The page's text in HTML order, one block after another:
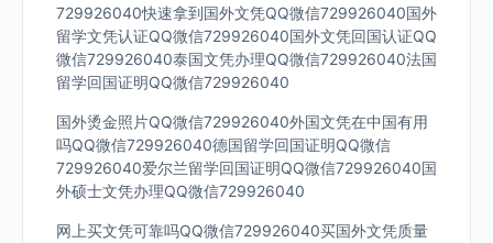
729926040快速拿到国外文凭QQ微信729926040国外
留学文凭认证QQ微信729926040国外文凭回国认证QQ
微信729926040泰国文凭办理QQ微信729926040法国
留学回国证明QQ微信729926040
国外烫金照片QQ微信729926040外国文凭在中国有用
吗QQ微信729926040德国留学回国证明QQ微信
729926040爱尔兰留学回国证明QQ微信729926040国
外硕士文凭办理QQ微信729926040
网上买文凭可靠吗QQ微信729926040买国外文凭质量